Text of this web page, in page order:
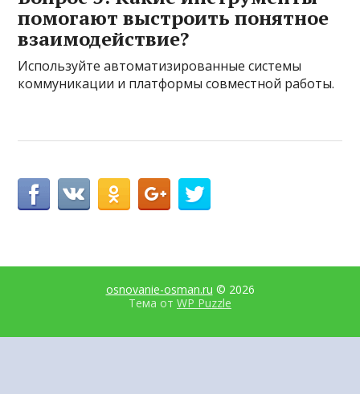
помогают выстроить понятное
взаимодействие?
Используйте автоматизированные системы
коммуникации и платформы совместной работы.
osnovanie-osman.ru © 2026
Тема от WP Puzzle